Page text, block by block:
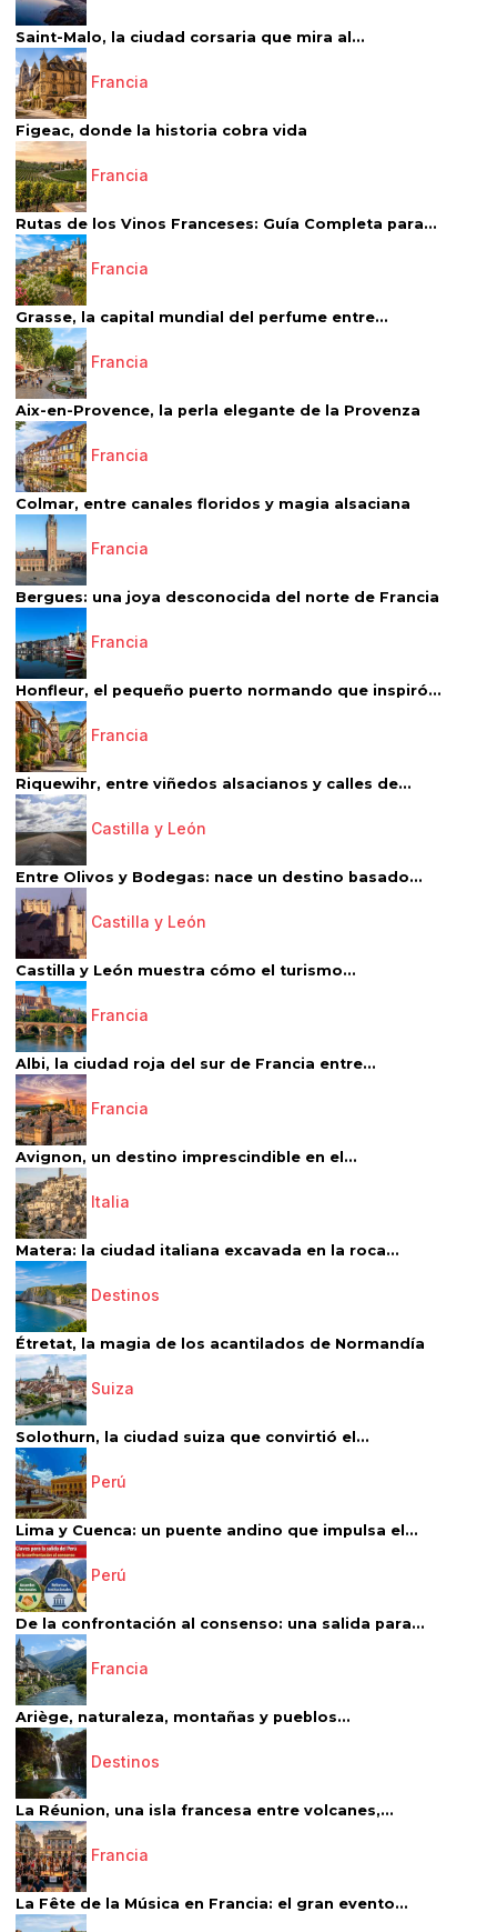
Saint-Malo, la ciudad corsaria que mira al...
Francia
Figeac, donde la historia cobra vida
Francia
Rutas de los Vinos Franceses: Guía Completa para...
Francia
Grasse, la capital mundial del perfume entre...
Francia
Aix-en-Provence, la perla elegante de la Provenza
Francia
Colmar, entre canales floridos y magia alsaciana
Francia
Bergues: una joya desconocida del norte de Francia
Francia
Honfleur, el pequeño puerto normando que inspiró...
Francia
Riquewihr, entre viñedos alsacianos y calles de...
Castilla y León
Entre Olivos y Bodegas: nace un destino basado...
Castilla y León
Castilla y León muestra cómo el turismo...
Francia
Albi, la ciudad roja del sur de Francia entre...
Francia
Avignon, un destino imprescindible en el...
Italia
Matera: la ciudad italiana excavada en la roca...
Destinos
Étretat, la magia de los acantilados de Normandía
Suiza
Solothurn, la ciudad suiza que convirtió el...
Perú
Lima y Cuenca: un puente andino que impulsa el...
Perú
De la confrontación al consenso: una salida para...
Francia
Ariège, naturaleza, montañas y pueblos...
Destinos
La Réunion, una isla francesa entre volcanes,...
Francia
La Fête de la Música en Francia: el gran evento...